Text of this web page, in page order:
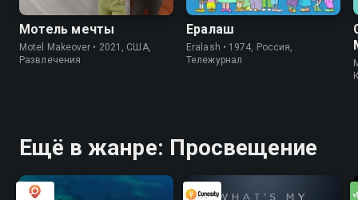
Мотель мечты
Motel Makeover • 2021, США,
Развлечения
Ералаш
Eralash • 1974, Россия,
Тележурнал
Ещё в жанре: Просвещение